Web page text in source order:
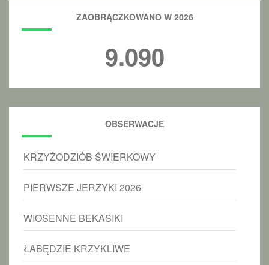
ZAOBRĄCZKOWANO W 2026
9.090
OBSERWACJE
KRZYŻODZIÓB ŚWIERKOWY
PIERWSZE JERZYKI 2026
WIOSENNE BEKASIKI
ŁABĘDZIE KRZYKLIWE